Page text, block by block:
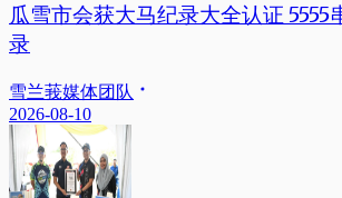
瓜雪市会获大马纪录大全认证 5555
录
雪兰莪媒体团队
2026-08-10